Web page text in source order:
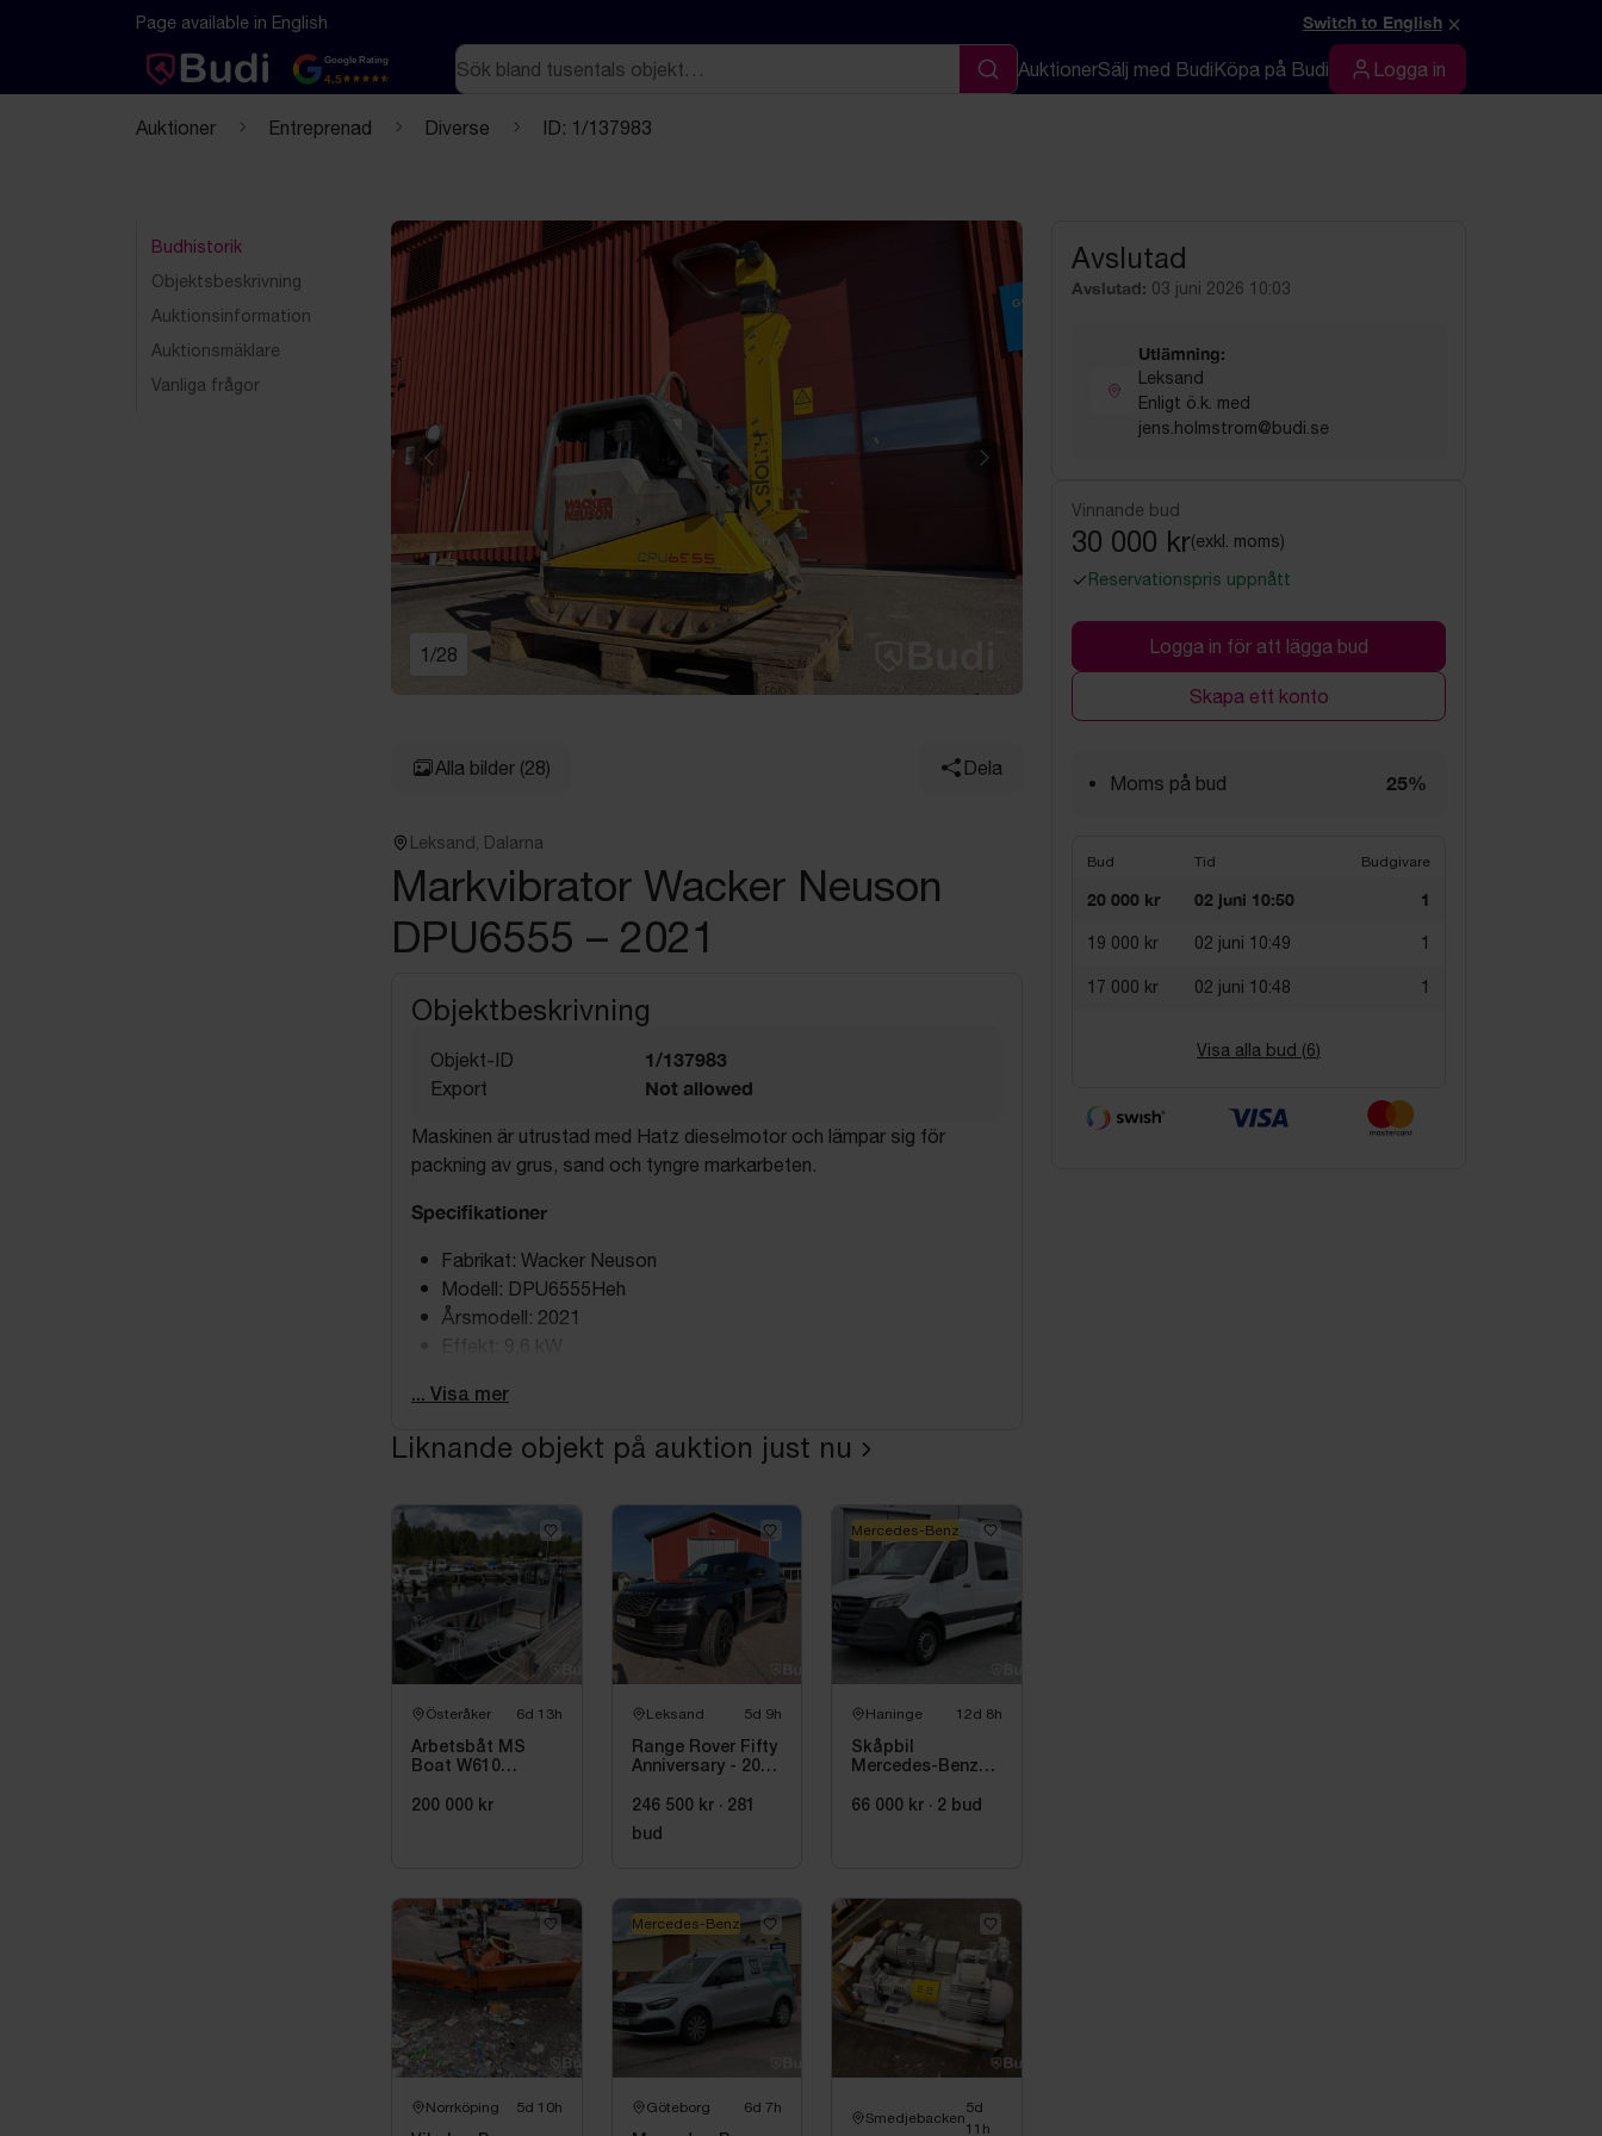
Hoppa till innehåll
Textbaserad (markdown) version av denna sida
Page available in English Switch to English ×
Google Rating
4.5
Sök
Sök
AuktionerSälj med BudiKöpa på Budi Logga in
Logga in
Auktioner Entreprenad Diverse ID: 1/137983
Budhistorik
Objektsbeskrivning
Auktionsinformation
Auktionsmäklare
Vanliga frågor
Föregående Nästa
1 /28
Alla bilder (28) Dela
Leksand, Dalarna
Markvibrator Wacker Neuson
DPU6555 – 2021
Objektbeskrivning
Objekt-ID 1/137983
Export Not allowed
Maskinen är utrustad med Hatz dieselmotor och lämpar sig för
packning av grus, sand och tyngre markarbeten.
Specifikationer
Fabrikat: Wacker Neuson
Modell: DPU6555Heh
Årsmodell: 2021
Effekt: 9,6 kW
Motor: Hatz diesel
Timräknare: ca 243 timmar
Skick
Begagnad
Normalt slitage förekommer (se bilder)
Övrigt
CE-märkt
Levereras på pall
Lyfthjälp finns
... Visa mer
Liknande objekt på auktion just nu
Österåker 6d 13h
Arbetsbåt MS
Boat W610
DeepBlue 50R 50
200 000 kr
Leksand 5d 9h
Range Rover Fifty
Anniversary - 2021
Autobiography –
Diesel –
Fullutrustad
246 500 kr · 281
bud
Haninge 12d 8h
Skåpbil
Mercedes-Benz
3.0 V6 -2021 | C1-
66 000 kr · 2 bud
Mercedes-Benz
Norrköping 5d 10h Göteborg 6d 7h
Mercedes-Benz
Smedjebacken
5d
11h
Avslutad
Avslutad: 03 juni 2026 10:03
Utlämning:
Leksand
Enligt ö.k. med
jens.holmstrom@budi.se
Vinnande bud
30 000 kr(exkl. moms)
Reservationspris uppnått
Logga in för att lägga bud
Skapa ett konto
Moms på bud 25%
Bud Tid Budgivare
20 000 kr 02 juni 10:50 1
19 000 kr 02 juni 10:49 1
17 000 kr 02 juni 10:48 1
Visa alla bud (6)